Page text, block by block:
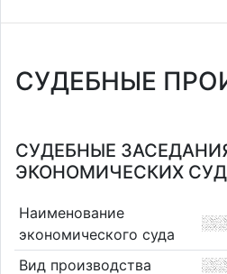
СУДЕБНЫЕ
СУДЕБНЫЕ
ЭКОНОМИЧЕСКИХ
Наименование
экономического суда
Вид производства